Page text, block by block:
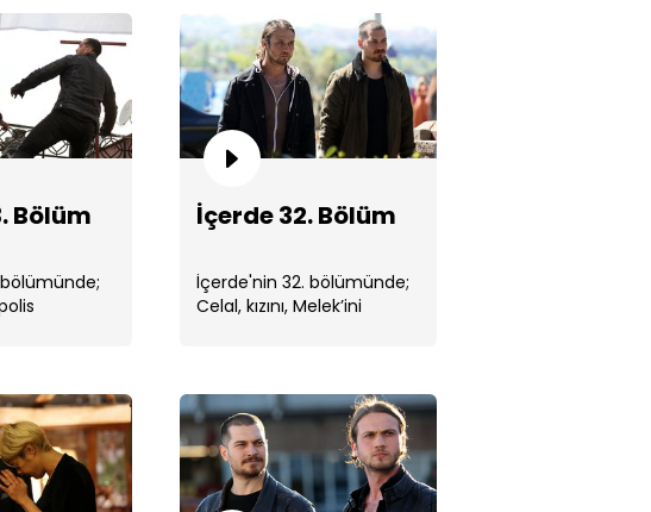
İçerde 34. Bölüm
İçerde 33. Bölüm
Bölüm İçerde 32. Bölüm
İçerde'nin 32. bölümünde;
Celal, kızını, Melek’ini